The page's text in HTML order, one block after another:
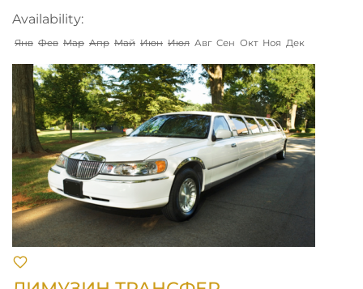
Availability:
Янв Фев Мар Апр Май Июн Июл Авг Сен Окт Ноя Дек